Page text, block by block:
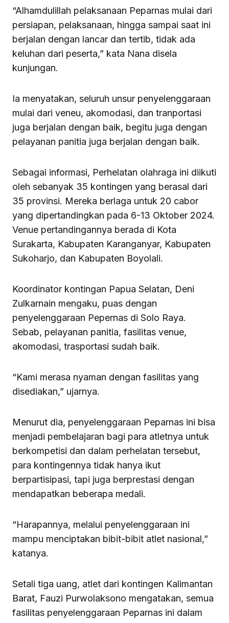
“Alhamdulillah pelaksanaan Peparnas mulai dari
persiapan, pelaksanaan, hingga sampai saat ini
berjalan dengan lancar dan tertib, tidak ada
keluhan dari peserta,” kata Nana disela
kunjungan.
Ia menyatakan, seluruh unsur penyelenggaraan
mulai dari veneu, akomodasi, dan tranportasi
juga berjalan dengan baik, begitu juga dengan
pelayanan panitia juga berjalan dengan baik.
Sebagai informasi, Perhelatan olahraga ini diikuti
oleh sebanyak 35 kontingen yang berasal dari
35 provinsi. Mereka berlaga untuk 20 cabor
yang dipertandingkan pada 6-13 Oktober 2024.
Venue pertandingannya berada di Kota
Surakarta, Kabupaten Karanganyar, Kabupaten
Sukoharjo, dan Kabupaten Boyolali.
Koordinator kontingan Papua Selatan, Deni
Zulkarnain mengaku, puas dengan
penyelenggaraan Pepernas di Solo Raya.
Sebab, pelayanan panitia, fasilitas venue,
akomodasi, trasportasi sudah baik.
“Kami merasa nyaman dengan fasilitas yang
disediakan,” ujarnya.
Menurut dia, penyelenggaraan Peparnas ini bisa
menjadi pembelajaran bagi para atletnya untuk
berkompetisi dan dalam perhelatan tersebut,
para kontingennya tidak hanya ikut
berpartisipasi, tapi juga berprestasi dengan
mendapatkan beberapa medali.
“Harapannya, melalui penyelenggaraan ini
mampu menciptakan bibit-bibit atlet nasional,”
katanya.
Setali tiga uang, atlet dari kontingen Kalimantan
Barat, Fauzi Purwolaksono mengatakan, semua
fasilitas penyelenggaraan Peparnas ini dalam